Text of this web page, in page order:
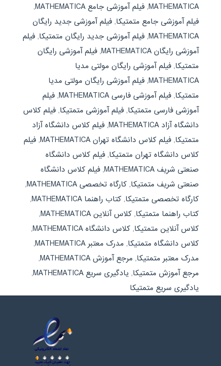
MATHEMATICA
, فیلم آموزشی جامع MATHEMATICA
,
فیلم آموزشی جامع متمتیکا, فیلم آموزشی جدید رایگان
MATHEMATICA
, فیلم آموزشی جدید رایگان متمتیکا, فیلم
آموزشی رایگان MATHEMATICA
, فیلم آموزشی رایگان
متمتیکا, فیلم آموزشی رایگان مولتی مدیا
MATHEMATICA
, فیلم آموزشی رایگان مولتی مدیا
متمتیکا, فیلم آموزشی فارسی MATHEMATICA , فیلم
آموزشی فارسی متمتیکا, فیلم آموزشی متمتیکا, فیلم کلاس
دانشگاه آزاد MATHEMATICA
, فیلم کلاس دانشگاه آزاد
متمتیکا, فیلم کلاس دانشگاه تهران MATHEMATICA , فیلم
کلاس دانشگاه تهران متمتیکا, فیلم کلاس دانشگاه
صنعتی شریف MATHEMATICA
, فیلم کلاس دانشگاه
صنعتی شریف متمتیکا, کارگاه تخصصی MATHEMATICA
,
کارگاه تخصصی متمتیکا, کتاب راهنما MATHEMATICA
,
کتاب راهنما متمتیکا, کلاس آنلاین MATHEMATICA
,
کلاس آنلاین متمتیکا, کلاس دانشگاه MATHEMATICA
,
کلاس دانشگاه متمتیکا, مدرک معتبر MATHEMATICA
,
مدرک معتبر متمتیکا, مرجع آموزش MATHEMATICA
,
مرجع آموزش متمتیکا, یادگیری سریع MATHEMATICA
,
یادگیری سریع متمتیکا